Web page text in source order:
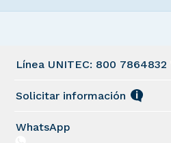
Línea UNITEC: 800 7864832
Solicitar información
WhatsApp